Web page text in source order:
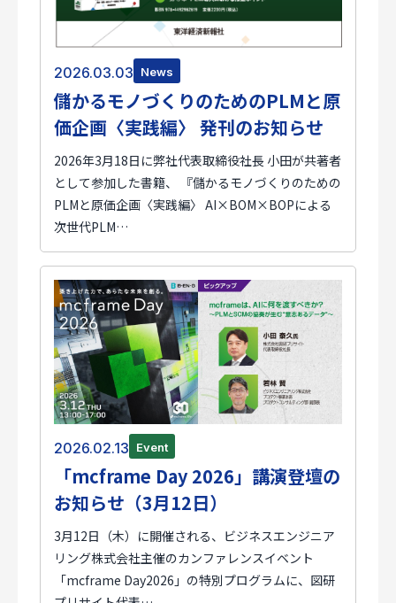
2026.03.03 News
儲かるモノづくりのためのPLMと原
価企画〈実践編〉 発刊のお知らせ
2026年3月18日に弊社代表取締役社長 小田が共著者
として参加した書籍、 『儲かるモノづくりのための
PLMと原価企画〈実践編〉 AI×BOM×BOPによる
次世代PLM…
2026.02.13 Event
「mcframe Day 2026」講演登壇の
お知らせ（3月12日）
3月12日（木）に開催される、ビジネスエンジニア
リング株式会社主催のカンファレンスイベント
「mcframe Day2026」の特別プログラムに、図研